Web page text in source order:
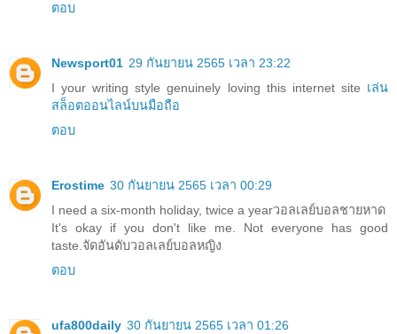
ตอบ
Newsport01 29 กันยายน 2565 เวลา 23:22
I your writing style genuinely loving this internet site เล่น
สล็อตออนไลน์บนมือถือ
ตอบ
Erostime 30 กันยายน 2565 เวลา 00:29
I need a six-month holiday, twice a yearวอลเลย์บอลชายหาด
It's okay if you don't like me. Not everyone has good
taste.จัดอันดับวอลเลย์บอลหญิง
ตอบ
ufa800daily 30 กันยายน 2565 เวลา 01:26